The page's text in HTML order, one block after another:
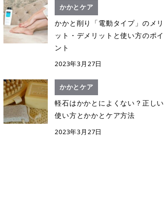
かかとケア
かかと削り「電動タイプ」のメリ
ット・デメリットと使い方のポイ
ント
2023年3月27日
かかとケア
軽石はかかとによくない？正しい
使い方とかかとケア方法
2023年3月27日